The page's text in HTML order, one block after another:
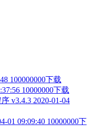
100000000下载
10000000下载
v3.4.3 2020-01-04
01 09:09:40 10000000下